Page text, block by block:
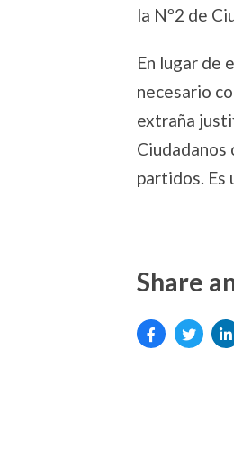
la Nº2 de
En lugar de
necesario
extraña
Ciudadanos
partidos. Es
Share